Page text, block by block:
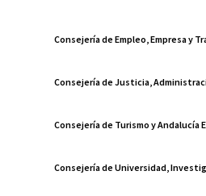
Consejería de Empleo, Empresa y
Consejería de Justicia,
Consejería de Turismo y Andalucía
Consejería de Universidad,